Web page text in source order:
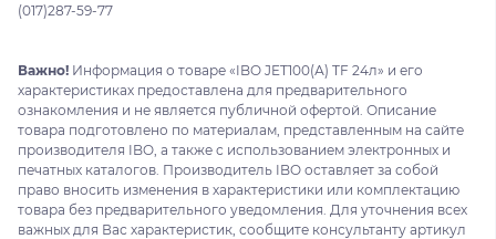
(017)287-59-77
Важно! Информация о товаре «IBO JET100(А) TF 24л» и его
характеристиках предоставлена для предварительного
ознакомления и не является публичной офертой. Описание
товара подготовлено по материалам, представленным на сайте
производителя IBO, а также с использованием электронных и
печатных каталогов. Производитель IBO оставляет за собой
право вносить изменения в характеристики или комплектацию
товара без предварительного уведомления. Для уточнения всех
важных для Вас характеристик, сообщите консультанту артикул